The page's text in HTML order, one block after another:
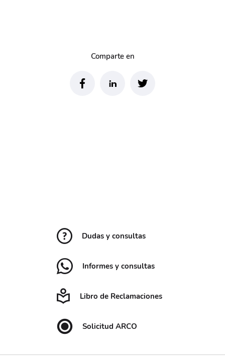
Comparte en
Dudas y consultas
Informes y consultas
Libro de Reclamaciones
Solicitud ARCO